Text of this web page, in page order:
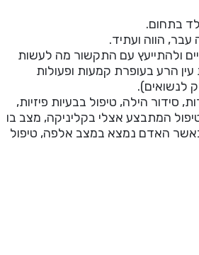
בתחום.
עבר, הווה ועתיד.
ולהתייעץ עם התקשור מה לעשות
הרע בעופרת קמעות ופעולות
לנשואים).
סידור הילה, טיפול בבעיות פיזיות,
המתבצע אצלי בקליניקה, מצב בו
כאשר האדם נמצא במצב אלפה, טיפול